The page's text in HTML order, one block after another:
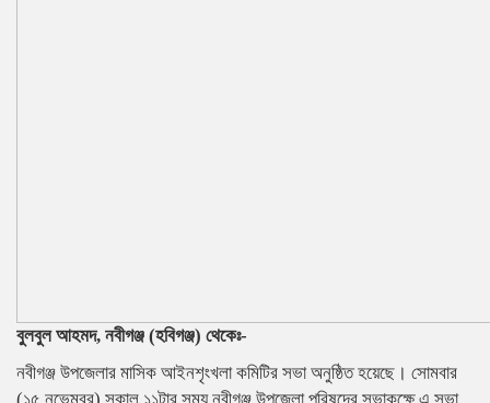
বুলবুল আহমদ, নবীগঞ্জ (হবিগঞ্জ) থেকেঃ-
নবীগঞ্জ উপজেলার মাসিক আইনশৃংখলা কমিটির সভা অনুষ্ঠিত হয়েছে। সোমবার